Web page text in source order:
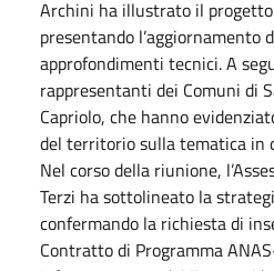
Archini ha illustrato il
presentando l’aggiornamento
approfondimenti tecnici. A
rappresentanti dei Comuni di
Capriolo, che hanno
del territorio sulla tematica in
Nel corso della riunione,
Terzi ha sottolineato la
confermando la richiesta di
Contratto di Programma